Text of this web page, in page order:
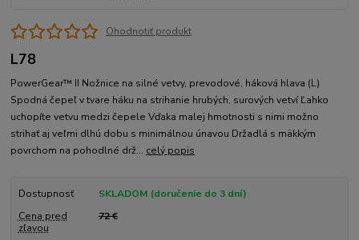
Ohodnotiť produkt
L78
PowerGear™ II Nožnice na silné vetvy, prevodové, háková hlava (L)
Spodná čepeľ v tvare háku na strihanie hrubých, surových vetví Ľahko
uchopíte vetvu medzi čepele Vďaka malej hmotnosti s nimi možno
strihať aj veľmi dlhú dobu s minimálnou únavou Držadlá s mäkkým
povrchom na pohodlné drž... celý popis
Dostupnosť
SKLADOM (doručenie do 3 dní)
Cena pred
zľavou
72 €